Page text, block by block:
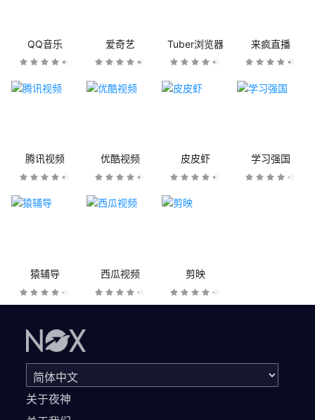
QQ音乐 爱奇艺 Tuber浏览器 来疯直播
腾讯视频 优酷视频 皮皮虾 学习强国
猿辅导 西瓜视频 剪映
关于夜神